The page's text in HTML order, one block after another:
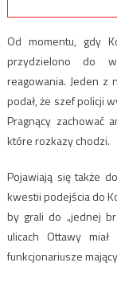
Od momentu, gdy
przydzielono do
reagowania. Jeden z
podał, że szef policji
Pragnący zachować
które rozkazy chodzi.
Pojawiają się także
kwestii podejścia do
by grali do „jednej
ulicach Ottawy
funkcjonariusze